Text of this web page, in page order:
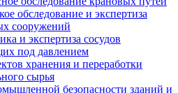
обследование и экспертиза
сооружений
и экспертиза сосудов
под давлением
хранения и переработки
сырья
безопасности зданий и